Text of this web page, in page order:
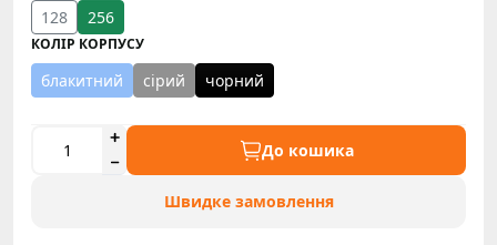
128 256
КОЛІР КОРПУСУ
блакитний сірий чорний
До кошика
Швидке замовлення